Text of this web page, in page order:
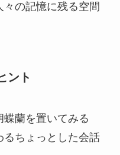
の記憶に残る空間
ント
蘭を置いてみる
るちょっとした会話